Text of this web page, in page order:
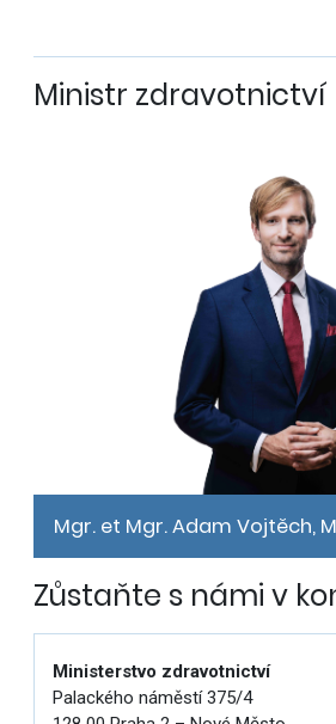
Ministr zdravotnictví
Mgr. et Mgr. Adam Vojtěch,
Zůstaňte s námi v
Ministerstvo zdravotnictví
Palackého náměstí 375/4